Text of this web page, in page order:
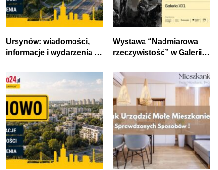
Ursynów: wiadomości,
informacje i wydarzenia z
Wystawa “Nadmiarowa
rzeczywistość” w Galerii